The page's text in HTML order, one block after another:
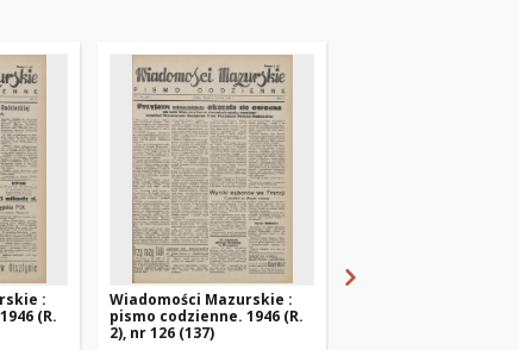
:
(R.
Wiadomości Mazurskie :
pismo codzienne. 1946 (R.
2), nr 126 (137)